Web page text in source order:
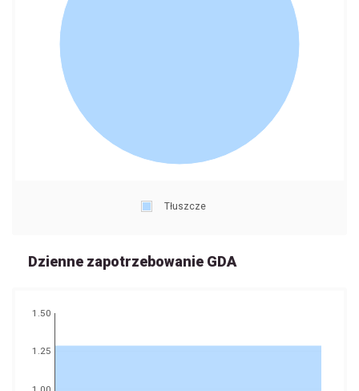
Tłuszcze
Dzienne zapotrzebowanie GDA
1.25
1.50